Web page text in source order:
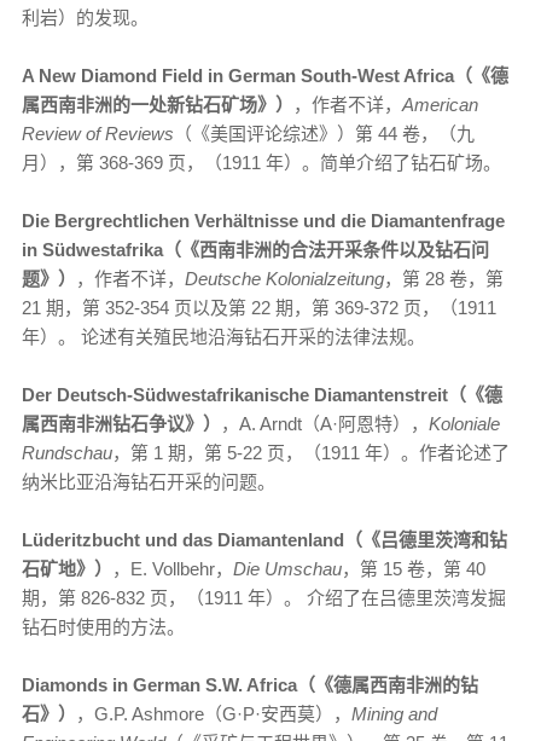
利岩）的发现。
A New Diamond Field in German South-West Africa（《德
属西南非洲的一处新钻石矿场》）
，作者不详， American
Review of Reviews （《美国评论综述》）第 44 卷，（九
月），第 368-369 页，（1911 年）。简单介绍了钻石矿场。
Die Bergrechtlichen Verhältnisse und die Diamantenfrage
in Südwestafrika（《西南非洲的合法开采条件以及钻石问
题》）
，作者不详， Deutsche Kolonialzeitung，第 28 卷，第
21 期，第 352-354 页以及第 22 期，第 369-372 页，（1911
年）。 论述有关殖民地沿海钻石开采的法律法规。
Der Deutsch-Südwestafrikanische Diamantenstreit（《德
属西南非洲钻石争议》）
，A. Arndt（A·阿恩特）， Koloniale
Rundschau，第 1 期，第 5-22 页，（1911 年）。作者论述了
纳米比亚沿海钻石开采的问题。
Lüderitzbucht und das Diamantenland（《吕德里茨湾和钻
石矿地》）
，E. Vollbehr， Die Umschau，第 15 卷，第 40
期，第 826-832 页，（1911 年）。 介绍了在吕德里茨湾发掘
钻石时使用的方法。
Diamonds in German S.W. Africa（《德属西南非洲的钻
石》）
，G.P. Ashmore（G·P·安西莫）， Mining and